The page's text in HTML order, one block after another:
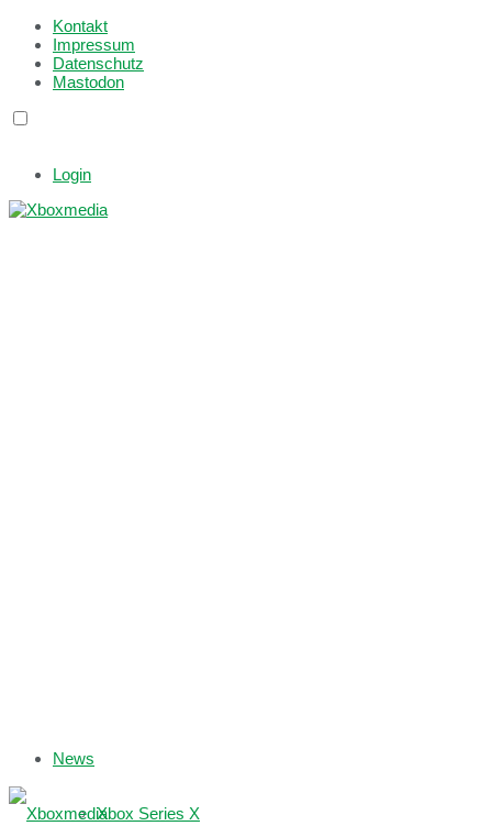
Kontakt
Impressum
Datenschutz
Mastodon
Login
News
Xbox Series X